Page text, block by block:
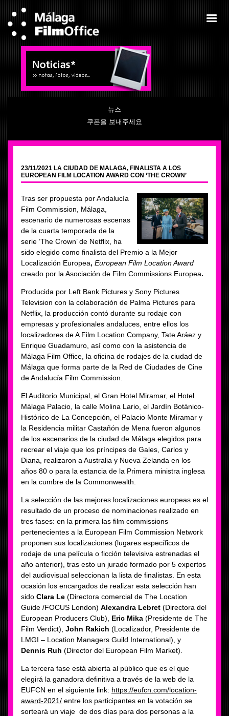
뉴스
쿠폰을 보내주세요
23/11/2021 LA CIUDAD DE MALAGA, FINALISTA A LOS
EUROPEAN FILM LOCATION AWARD CON ‘THE CROWN’
Tras ser propuesta por Andalucía
Film Commission, Málaga,
escenario de numerosas escenas
de la cuarta temporada de la
serie ‘The Crown’ de Netflix, ha
sido elegido como finalista del Premio a la Mejor
Localización Europea, European Film Location Award
creado por la Asociación de Film Commissions Europea.
Producida por Left Bank Pictures y Sony Pictures
Television con la colaboración de Palma Pictures para
Netflix, la producción contó durante su rodaje con
empresas y profesionales andaluces, entre ellos los
localizadores de A Film Location Company, Tate Aráez y
Enrique Guadamuro, así como con la asistencia de
Málaga Film Office, la oficina de rodajes de la ciudad de
Málaga que forma parte de la Red de Ciudades de Cine
de Andalucía Film Commission.
El Auditorio Municipal, el Gran Hotel Miramar, el Hotel
Málaga Palacio, la calle Molina Lario, el Jardín Botánico-
Histórico de La Concepción, el Palacio Monte Miramar y
la Residencia militar Castañón de Mena fueron algunos
de los escenarios de la ciudad de Málaga elegidos para
recrear el viaje que los príncipes de Gales, Carlos y
Diana, realizaron a Australia y Nueva Zelanda en los
años 80 o para la estancia de la Primera ministra inglesa
en la cumbre de la Commonwealth.
La selección de las mejores localizaciones europeas es el
resultado de un proceso de nominaciones realizado en
tres fases: en la primera las film commissions
pertenecientes a la European Film Commission Network
proponen sus localizaciones (lugares específicos de
rodaje de una película o ficción televisiva estrenadas el
año anterior), tras esto un jurado formado por 5 expertos
del audiovisual seleccionan la lista de finalistas. En esta
ocasión los encargados de realizar esta selección han
sido Clara Le (Directora comercial de The Location
Guide /FOCUS London) Alexandra Lebret (Directora del
European Producers Club), Eric Mika (Presidente de The
Film Verdict), John Rakich (Localizador, Presidente de
LMGI – Location Managers Guild International), y
Dennis Ruh (Director del European Film Market).
La tercera fase está abierta al público que es el que
elegirá la ganadora definitiva a través de la web de la
EUFCN en el siguiente link: https://eufcn.com/location-
award-2021/ entre los participantes en la votación se
sorteará un viaje de dos días para dos personas a la